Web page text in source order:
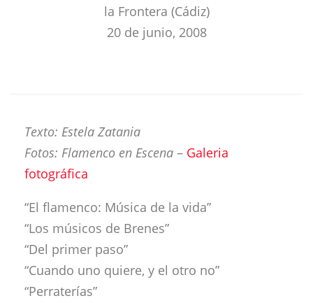
la Frontera (Cádiz)
20 de junio, 2008
Texto: Estela Zatania
Fotos: Flamenco en Escena – Galeria
fotográfica
“El flamenco: Música de la vida”
“Los músicos de Brenes”
“Del primer paso”
“Cuando uno quiere, y el otro no”
“Perraterías”